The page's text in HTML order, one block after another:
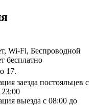
Wi-Fi, Беспроводной
бесплатно
17.
заезда постояльцев с
23:00
выезда с 08:00 до